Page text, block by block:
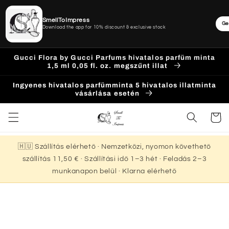
Ugrás a
tartalomhoz
Gucci Flora by Gucci Parfums hivatalos parfüm minta
1,5 ml 0,05 fl. oz. megszűnt illat
Ingyenes hivatalos parfümminta 5 hivatalos illatminta
vásárlása esetén
Kosár
🇭🇺 Szállítás elérhető · Nemzetközi, nyomon követhető
szállítás 11,50 € · Szállítási idő 1–3 hét · Feladás 2–3
munkanapon belül · Klarna elérhető
SmellToImpress
Download the app for 10% discount & exclusive stock